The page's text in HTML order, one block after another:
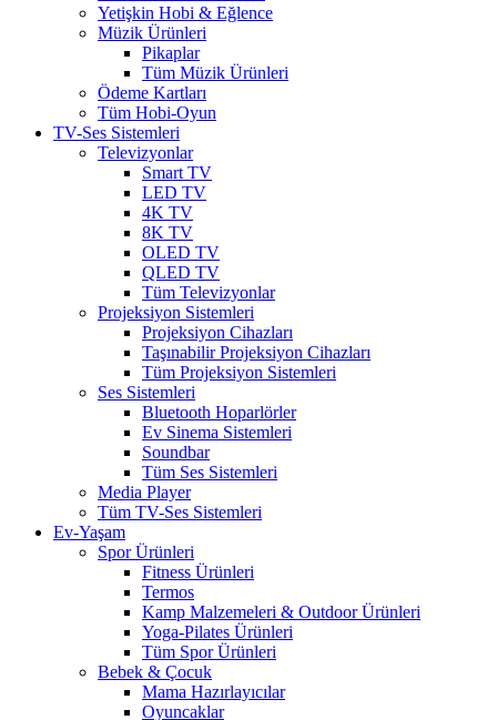
Yetişkin Hobi & Eğlence
Müzik Ürünleri
Pikaplar
Tüm Müzik Ürünleri
Ödeme Kartları
Tüm Hobi-Oyun
TV-Ses Sistemleri
Televizyonlar
Smart TV
LED TV
4K TV
8K TV
OLED TV
QLED TV
Tüm Televizyonlar
Projeksiyon Sistemleri
Projeksiyon Cihazları
Taşınabilir Projeksiyon Cihazları
Tüm Projeksiyon Sistemleri
Ses Sistemleri
Bluetooth Hoparlörler
Ev Sinema Sistemleri
Soundbar
Tüm Ses Sistemleri
Media Player
Tüm TV-Ses Sistemleri
Ev-Yaşam
Spor Ürünleri
Fitness Ürünleri
Termos
Kamp Malzemeleri & Outdoor Ürünleri
Yoga-Pilates Ürünleri
Tüm Spor Ürünleri
Bebek & Çocuk
Mama Hazırlayıcılar
Oyuncaklar